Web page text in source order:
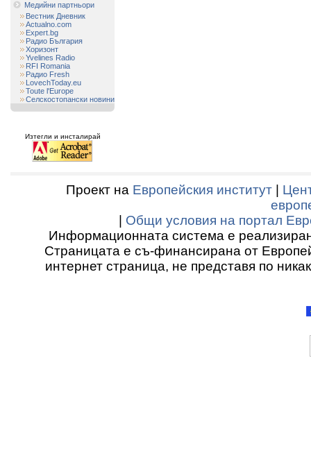
Медийни партньори
Вестник Дневник
Actualno.com
Expert.bg
Радио България
Хоризонт
Yvelines Radio
RFI Romania
Радио Fresh
LovechToday.eu
Toute l'Europe
Селскостопански новини
Изтегли и инсталирай
Проект на Европейския институт
Общи условия на портал
Информационната система е
Страницата е съ-финансирана от
интернет страница, не представя по